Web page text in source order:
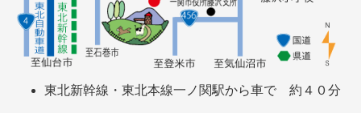
東北新幹線・東北本線一ノ関駅から車で 約４０分